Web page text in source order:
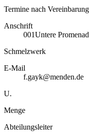
Termine nach Vereinbarung
Anschrift
001Untere
Schmelzwerk
E-Mail
f.gayk@menden.de
U.
Menge
Abteilungsleiter